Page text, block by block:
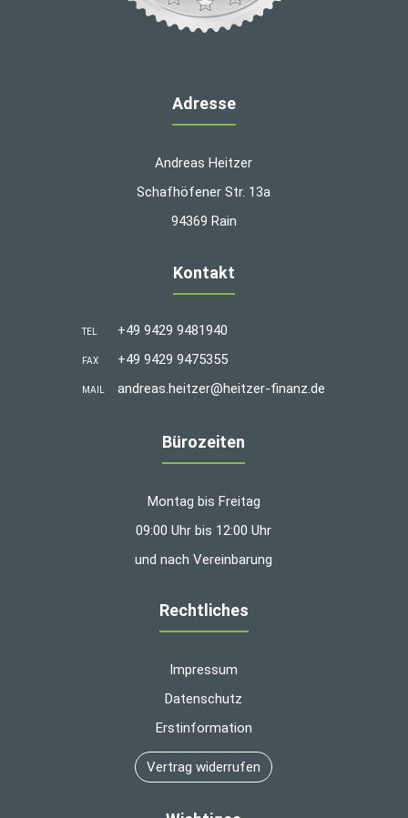
Adresse
Andreas Heitzer
Schafhöfener Str. 13a
94369 Rain
Kontakt
TEL +49 9429 9481940
FAX +49 9429 9475355
MAIL andreas.heitzer@heitzer-finanz.de
Bürozeiten
Montag bis Freitag
09:00 Uhr bis 12:00 Uhr
und nach Vereinbarung
Rechtliches
Impressum
Datenschutz
Erstinformation
Vertrag widerrufen